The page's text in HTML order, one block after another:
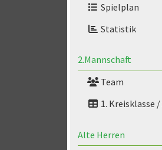
Spielplan
Statistik
2.Mannschaft
Team
1. Kreisklasse
Alte Herren